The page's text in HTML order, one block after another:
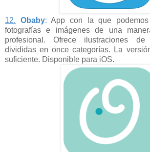
12. Obaby: App con la que podemos
fotografías e imágenes de una
profesional. Ofrece ilustraciones de
divididas en once categorías. La
suficiente. Disponible para iOS.